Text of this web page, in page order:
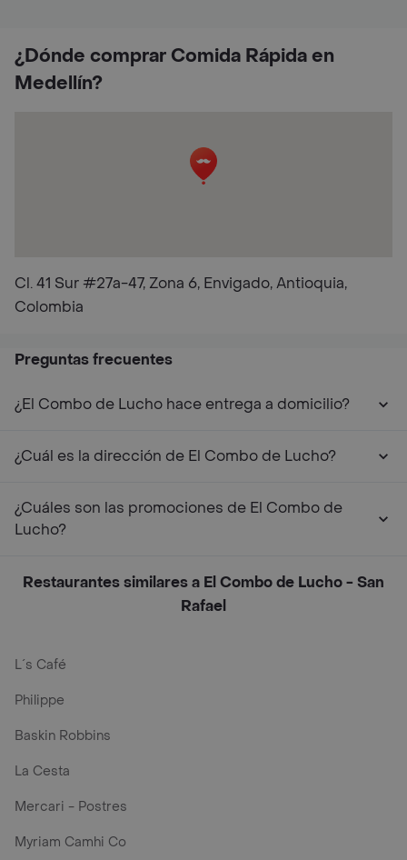
¿Dónde comprar Comida Rápida en
Medellín?
Cl. 41 Sur #27a-47, Zona 6, Envigado, Antioquia,
Colombia
Preguntas frecuentes
¿El Combo de Lucho hace entrega a domicilio?
¿Cuál es la dirección de El Combo de Lucho?
¿Cuáles son las promociones de El Combo de
Lucho?
Restaurantes similares a El Combo de Lucho - San
Rafael
L´s Café
Philippe
Baskin Robbins
La Cesta
Mercari - Postres
Myriam Camhi Co